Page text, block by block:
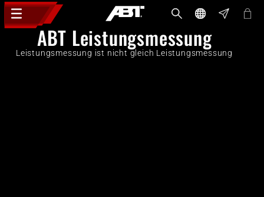
ABT Leistungsmessung
Leistungsmessung ist nicht gleich Leistungsmessung